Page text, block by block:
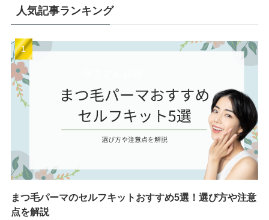
人気記事ランキング
まつ毛パーマのセルフキットおすすめ5選！選び方や注意
点を解説